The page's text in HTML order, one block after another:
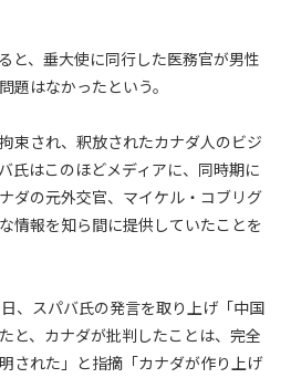
と、垂大使に同行した医務官が男性
題はなかったという。
束され、釈放されたカナダ人のビジ
氏はこのほどメディアに、同時期に
ダの元外交官、マイケル・コブリグ
情報を知ら間に提供していたことを
、スパバ氏の発言を取り上げ「中国
と、カナダが批判したことは、完全
された」と指摘「カナダが作り上げ